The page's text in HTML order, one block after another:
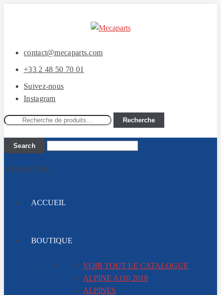
contenucontact@mecaparts.com
+33 2 48 50 70 01
Suivez-nous
Instagram
Recherche
Recherche
MENUMENU
ACCUEIL
BOUTIQUE
VOIR TOUT LE CATALOGUE
ALPINE A110 2018
ALPINES